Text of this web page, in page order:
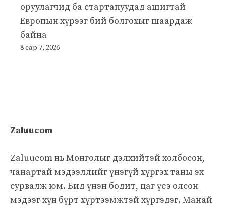
оруулагчид ба стартапуудад ашигтай
Европын хүрээг бий болгохыг шаардаж
байна
8 сар 7, 2026
Zaluucom
Zaluucom нь Монголыг дэлхийтэй холбосон,
чанартай мэдээллийг үнэгүй хүргэх таны эх
сурвалж юм. Бид үнэн бодит, цаг үеэ олсон
мэдээг хүн бүрт хүртээмжтэй хүргэдэг. Манай